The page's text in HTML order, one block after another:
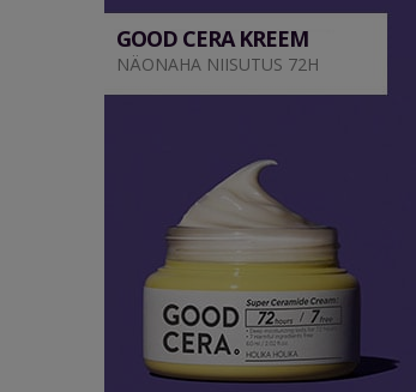
GOOD CERA KREEM
NÄONAHA NIISUTUS 72H